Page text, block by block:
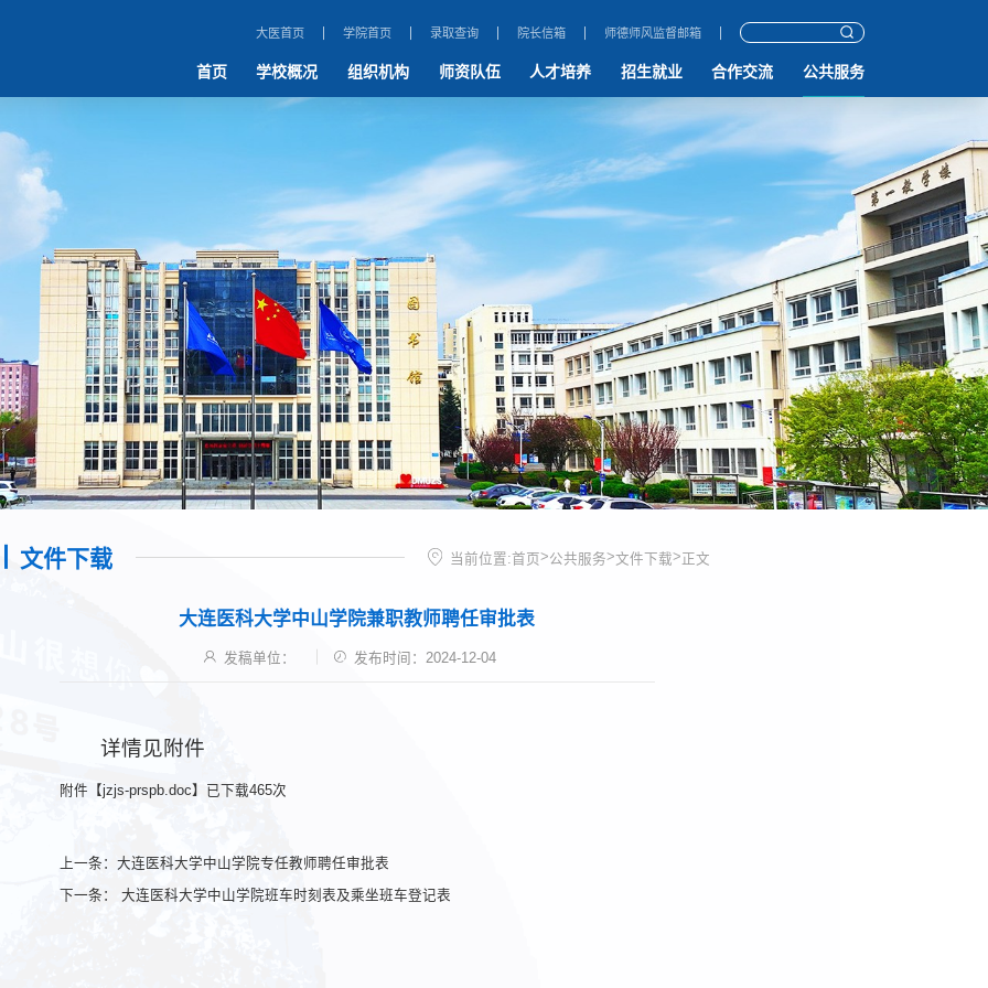
大医首页 学院首页 录取查询 院长信箱 师德师风监督邮箱
首页 学校概况 组织机构 师资队伍 人才培养 招生就业 合作交流 公共服务
文件下载 当前位置:首页>公共服务>文件下载>正文
大连医科大学中山学院兼职教师聘任审批表
发稿单位： 发布时间：2024-12-04
详情见附件
附件【jzjs-prspb.doc】已下载465次
上一条： 大连医科大学中山学院专任教师聘任审批表
下一条： 大连医科大学中山学院班车时刻表及乘坐班车登记表